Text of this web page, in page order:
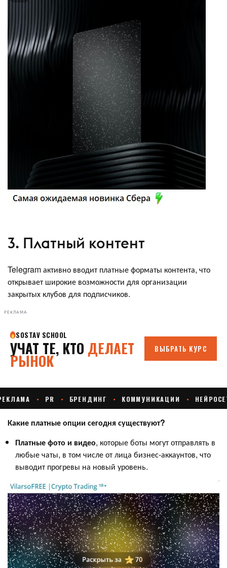
3. Платный контент
Telegram активно вводит платные форматы контента, что
открывает широкие возможности для организации
закрытых клубов для подписчиков.
РЕКЛАМА
Какие платные опции сегодня существуют?
Платные фото и видео, которые боты могут отправлять в
любые чаты, в том числе от лица бизнес-аккаунтов, что
выводит прогревы на новый уровень.